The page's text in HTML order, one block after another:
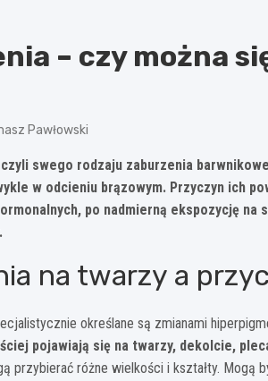
– czy można
Pawłowski
swego rodzaju zaburzenia
w odcieniu brązowym. Przyczyn ich
po nadmierną ekspozycję na
na twarzy a
określane są zmianami
pojawiają się na twarzy, dekolcie,
przybierać różne wielkości i kształty. Mogą